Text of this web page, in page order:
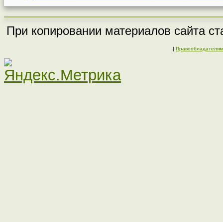
При копировании материалов сайта
| Правообладателям